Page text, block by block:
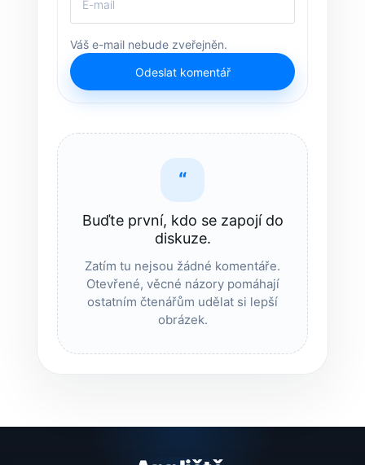
Váš e-mail nebude zveřejněn.
Odeslat komentář
“
Buďte první, kdo se zapojí do
diskuze.
Zatím tu nejsou žádné komentáře.
Otevřené, věcné názory pomáhají
ostatním čtenářům udělat si lepší
obrázek.